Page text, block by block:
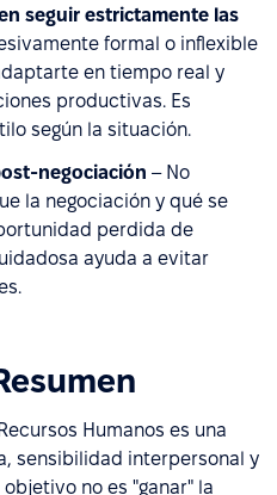
seguir estrictamente las
formal o inflexible
en tiempo real y
productivas. Es
según la situación.
negociación – No
la negociación y qué se
perdida de
ayuda a evitar
Humanos es una
sensibilidad interpersonal y
no es "ganar" la